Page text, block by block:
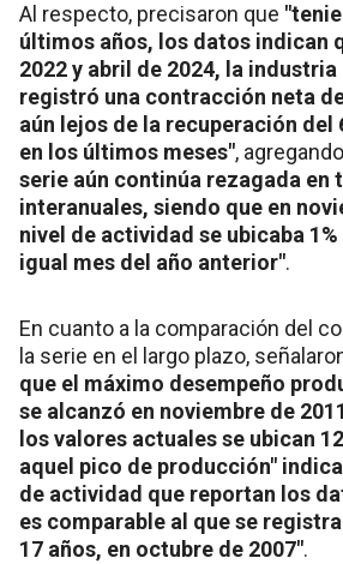
Al respecto, precisaron que
últimos años, los datos indican
2022 y abril de 2024, la
registró una contracción neta
aún lejos de la recuperación del
en los últimos meses",
serie aún continúa rezagada en
interanuales, siendo que en
nivel de actividad se ubicaba
igual mes del año anterior".
En cuanto a la comparación del
la serie en el largo plazo,
que el máximo desempeño
se alcanzó en noviembre de
los valores actuales se ubican
aquel pico de producción"
de actividad que reportan los
es comparable al que se
17 años, en octubre de 2007".